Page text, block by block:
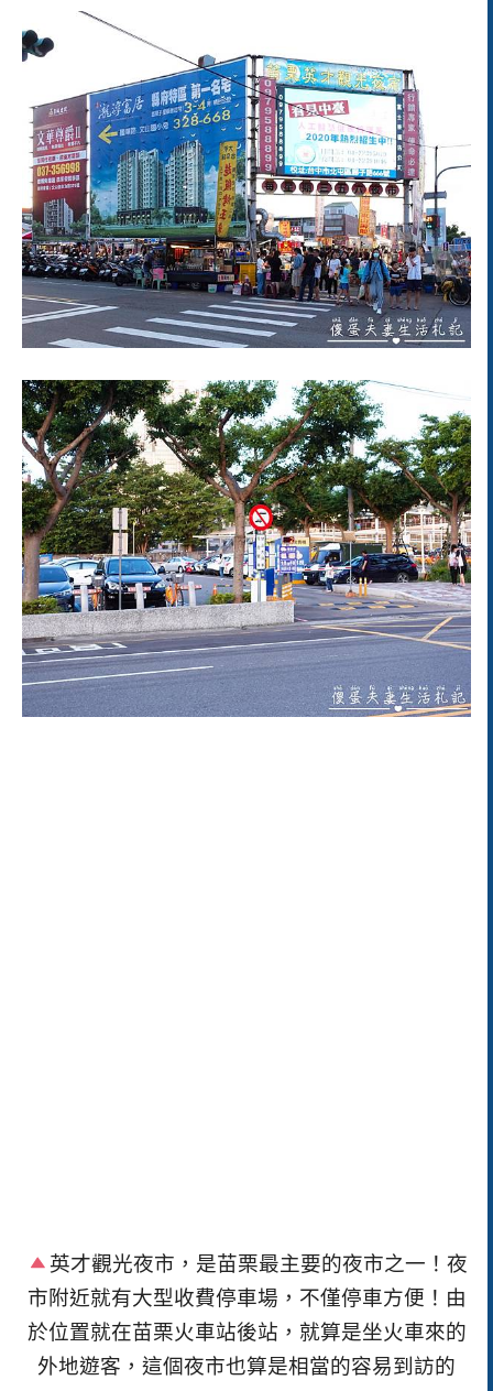
英才觀光夜市，是苗栗最主要的夜市之一！夜
市附近就有大型收費停車場，不僅停車方便！由
於位置就在苗栗火車站後站，就算是坐火車來的
外地遊客，這個夜市也算是相當的容易到訪的